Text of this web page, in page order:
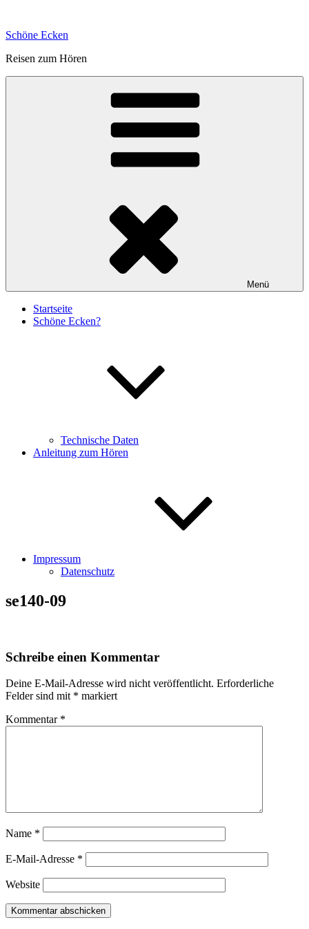
springen
Schöne Ecken
Reisen zum Hören
Menü
Startseite
Schöne Ecken?
Technische Daten
Anleitung zum Hören
Impressum
Datenschutz
se140-09
Schreibe einen Kommentar
Deine E-Mail-Adresse wird nicht veröffentlicht. Erforderliche
Felder sind mit * markiert
Kommentar *
Name *
E-Mail-Adresse *
Website